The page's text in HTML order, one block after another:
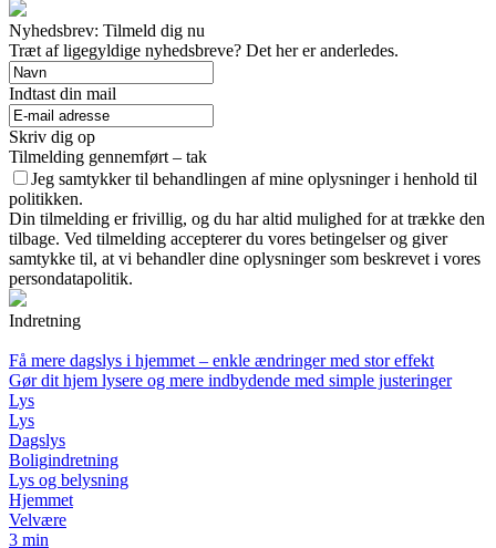
Nyhedsbrev: Tilmeld dig nu
Træt af ligegyldige nyhedsbreve? Det her er anderledes.
Indtast din mail
Skriv dig op
Tilmelding gennemført – tak
Jeg samtykker til behandlingen af mine oplysninger i henhold til
politikken.
Din tilmelding er frivillig, og du har altid mulighed for at trække den
tilbage. Ved tilmelding accepterer du vores betingelser og giver
samtykke til, at vi behandler dine oplysninger som beskrevet i vores
persondatapolitik.
Indretning
Få mere dagslys i hjemmet – enkle ændringer med stor effekt
Gør dit hjem lysere og mere indbydende med simple justeringer
Lys
Lys
Dagslys
Boligindretning
Lys og belysning
Hjemmet
Velvære
3 min